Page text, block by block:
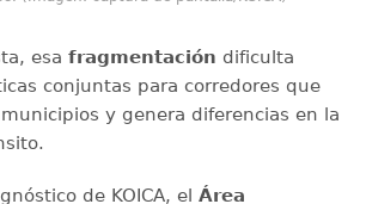
esa fragmentación dificulta
conjuntas para corredores que
y genera diferencias en la
de KOICA, el Área